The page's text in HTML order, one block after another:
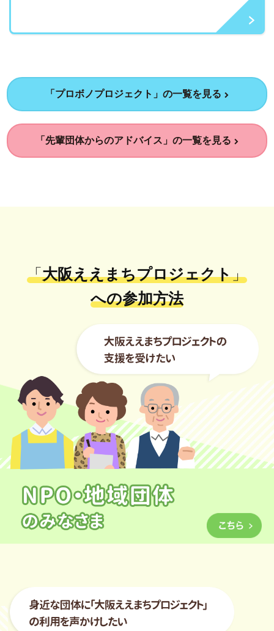
「プロボノプロジェクト」の一覧を見る
「先輩団体からのアドバイス」の一覧を見る
「大阪ええまちプロジェクト」
への参加方法